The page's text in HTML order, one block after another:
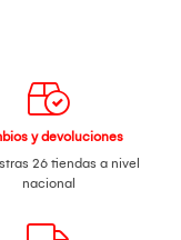
y devoluciones
26 tiendas a nivel
nacional